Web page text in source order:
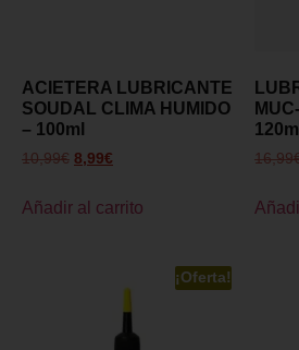
ACIETERA LUBRICANTE
SOUDAL CLIMA HUMIDO
– 100ml
10,99€ 8,99€
Añadir al carrito
120ml
16,99
¡Oferta!